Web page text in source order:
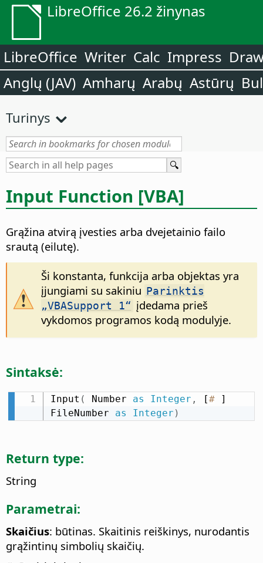
LibreOffice 26.2 žinynas
LibreOffice Writer Calc Impress
Anglų (JAV) Amharų Arabų Astūrų
Turinys
Input Function [VBA]
Grąžina atvirą įvesties arba dvejetainio failo
srautą (eilutę).
Ši konstanta, funkcija arba objektas yra
įjungiami su sakiniu Parinktis
„VBASupport 1“ įdedama prieš
vykdomos programos kodą modulyje.
Sintaksė:
Input ( Number as Integer , [# ]
FileNumber as Integer )
Return type:
String
Parametrai:
Skaičius: būtinas. Skaitinis reiškinys, nurodantis
grąžintinų simbolių skaičių.